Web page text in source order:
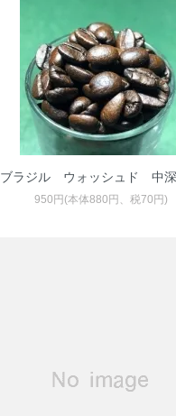
ブラジル ウォッシュド 中深
950円(本体880円、税70円)